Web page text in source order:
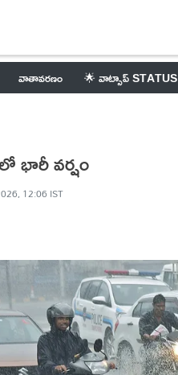
వాతావరణం 🌟 వాట్సాప్ STATUS
భారీ వర్షం
12:06 IST